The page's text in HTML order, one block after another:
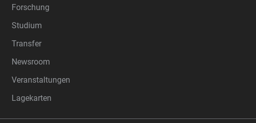
Forschung
Studium
Transfer
Newsroom
Veranstaltungen
Lagekarten